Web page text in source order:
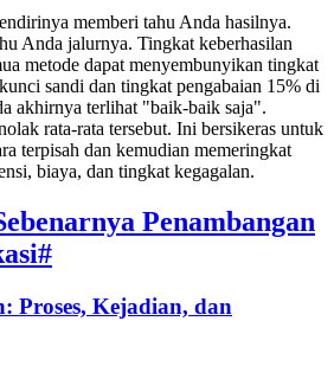
memberi tahu Anda hasilnya.
Anda jalurnya. Tingkat keberhasilan
metode dapat menyembunyikan tingkat
sandi dan tingkat pengabaian 15% di
akhirnya terlihat "baik-baik saja".
rata-rata tersebut. Ini bersikeras untuk
terpisah dan kemudian memeringkat
biaya, dan tingkat kegagalan.
Penambangan
#
Proses, Kejadian, dan